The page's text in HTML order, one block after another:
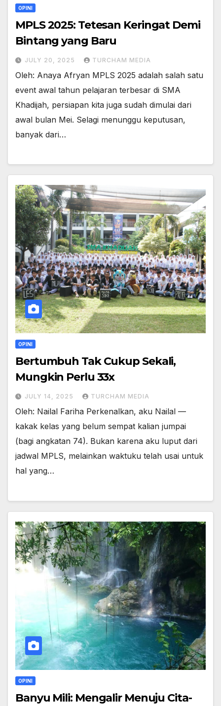
OPINI
MPLS 2025: Tetesan Keringat Demi
Bintang yang Baru
JULY 20, 2025 TURCHAM MEDIA
Oleh: Anaya Afryan MPLS 2025 adalah salah satu
event awal tahun pelajaran terbesar di SMA
Khadijah, persiapan kita juga sudah dimulai dari
awal bulan Mei. Selagi menunggu keputusan,
banyak dari…
OPINI
Bertumbuh Tak Cukup Sekali,
Mungkin Perlu 33x
JULY 14, 2025 TURCHAM MEDIA
Oleh: Nailal Fariha Perkenalkan, aku Nailal —
kakak kelas yang belum sempat kalian jumpai
(bagi angkatan 74). Bukan karena aku luput dari
jadwal MPLS, melainkan waktuku telah usai untuk
hal yang…
OPINI
Banyu Mili: Mengalir Menuju Cita-